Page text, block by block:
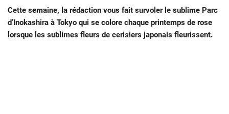
Cette semaine, la rédaction vous fait survoler le sublime Parc
d’Inokashira à Tokyo qui se colore chaque printemps de rose
lorsque les sublimes fleurs de cerisiers japonais fleurissent.